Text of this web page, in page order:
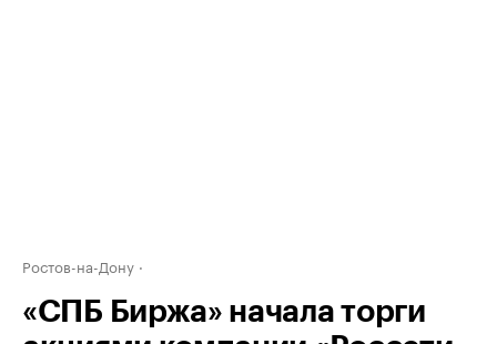
Ростов-на-Дону
«СПБ Биржа» начала торги